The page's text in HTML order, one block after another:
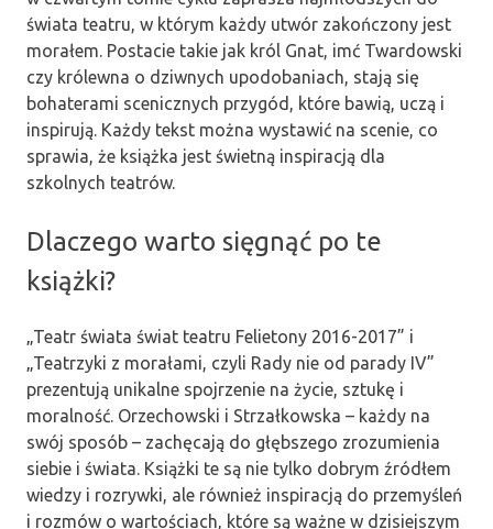
świata teatru, w którym każdy utwór zakończony jest
morałem. Postacie takie jak król Gnat, imć Twardowski
czy królewna o dziwnych upodobaniach, stają się
bohaterami scenicznych przygód, które bawią, uczą i
inspirują. Każdy tekst można wystawić na scenie, co
sprawia, że książka jest świetną inspiracją dla
szkolnych teatrów.
Dlaczego warto sięgnąć po te
książki?
„Teatr świata świat teatru Felietony 2016-2017” i
„Teatrzyki z morałami, czyli Rady nie od parady IV”
prezentują unikalne spojrzenie na życie, sztukę i
moralność. Orzechowski i Strzałkowska – każdy na
swój sposób – zachęcają do głębszego zrozumienia
siebie i świata. Książki te są nie tylko dobrym źródłem
wiedzy i rozrywki, ale również inspiracją do przemyśleń
i rozmów o wartościach, które są ważne w dzisiejszym